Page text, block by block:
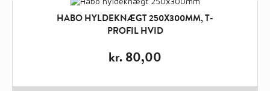
HABO HYLDEKNÆGT 250X300MM, T-
PROFIL HVID
kr.80,00